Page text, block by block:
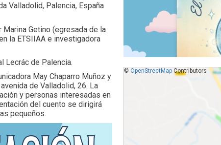
Valladolid, Palencia, España
Getino (egresada de la
la ETSIIAA e investigadora
Lecrác de Palencia.
May Chaparro Muñoz y
de Valladolid, 26. La
y personas interesadas en
del cuento se dirigirá
pequeños.
© OpenStreetMapContributors